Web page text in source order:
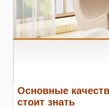
Основные
стоит знать